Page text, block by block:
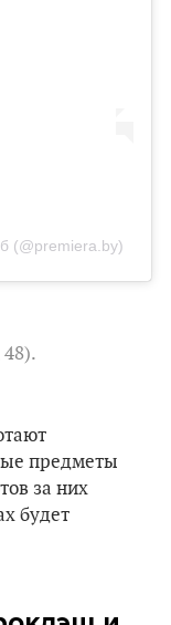
(@premiera.by)
предметы
за них
будет